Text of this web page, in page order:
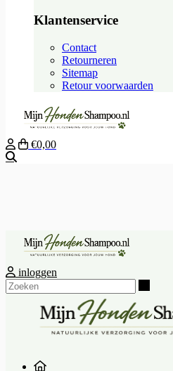
Klantenservice
Contact
Retourneren
Sitemap
Retour voorwaarden
€0,00
inloggen